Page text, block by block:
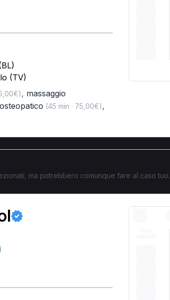
(TV)
, massaggio
(45 min · 75,00€),
ma potrebbero comunque fare al caso tuo.